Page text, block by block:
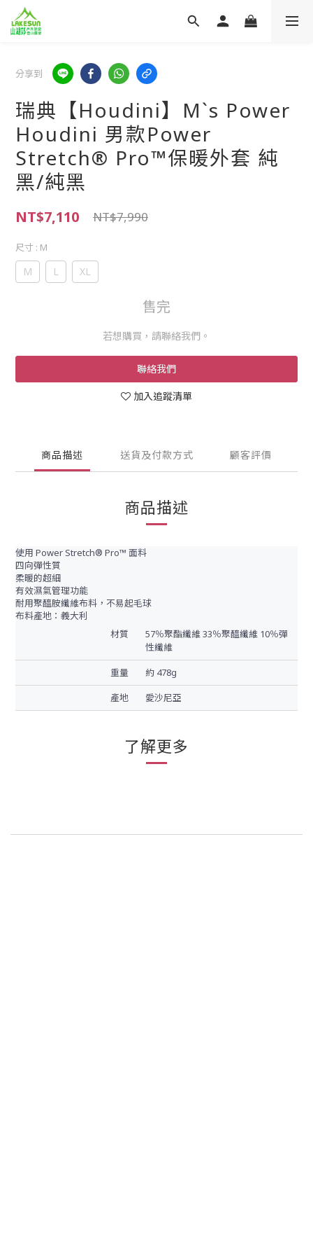
分享到
瑞典【Houdini】M`s Power
Houdini 男款Power
Stretch® Pro™保暖外套 純
黑/純黑
NT$7,110 NT$7,990
尺寸 : M
M L XL
售完
若想購買，請聯絡我們。
聯絡我們
加入追蹤清單
商品描述 送貨及付款方式 顧客評價
商品描述
使用 Power Stretch® Pro™ 面料
四向彈性質
柔暖的超細
有效濕氣管理功能
耐用聚醯胺纖維布料，不易起毛球
布料產地：義大利
材質
57％聚酯纖維 33％聚醯纖維 10％彈
性纖維
重量
約 478g
產地
愛沙尼亞
了解更多